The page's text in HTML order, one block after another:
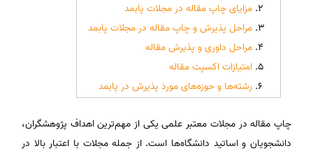
مزایای چاپ مقاله در مجلات پابمد
مراحل پذیرش و چاپ مقاله در مجلات پابمد
مراحل داوری و پذیرش مقاله
امتیازات اکسپت مقاله
رشته‌ها و حوزه‌های مورد پذیرش در پابمد
چاپ مقاله در مجلات معتبر علمی یکی از مهم‌ترین اهداف پژوهشگران،
دانشجویان و اساتید دانشگاه‌ها است. از جمله مجلات با اعتبار بالا در